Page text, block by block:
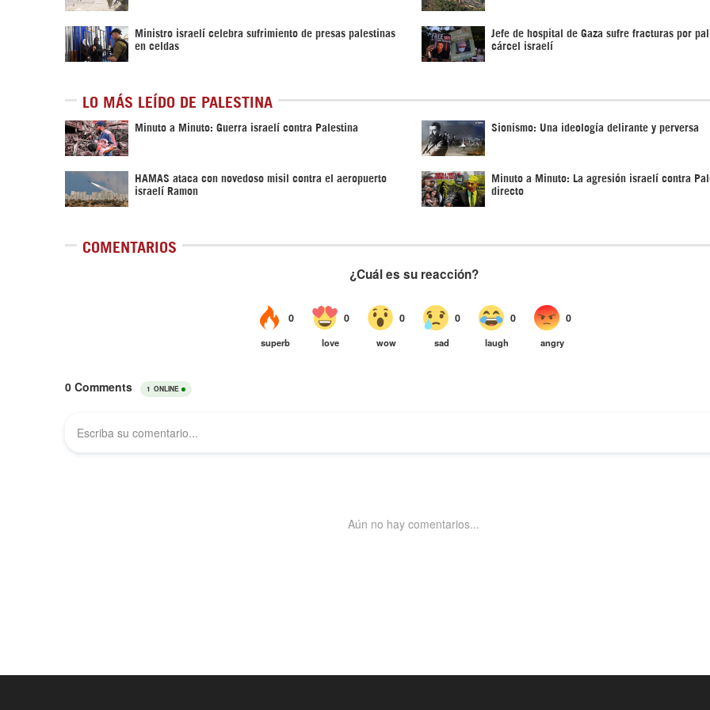
Ministro israelí celebra sufrimiento de presas palestinas
en celdas
Jefe de hospital de Gaza sufre fracturas por
cárcel israelí
LO MÁS LEÍDO DE PALESTINA
Minuto a Minuto: Guerra israelí contra Palestina Sionismo: Una ideología delirante y perversa
HAMAS ataca con novedoso misil contra el aeropuerto
israelí Ramon
Minuto a Minuto: La agresión israelí contra
directo
COMENTARIOS